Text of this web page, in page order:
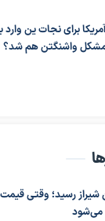
برای نجات ین
واشنگتن هم شد؟
شیراز رسید؛ وقتی قیمت
می‌شود